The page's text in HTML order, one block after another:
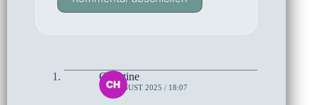
Christine
14. AUGUST 2025 / 18:07